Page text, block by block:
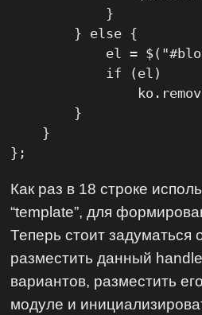
            }
        } else {
el =
            if (el)
        }
    }
};
Как раз в 18 строке
“template”, для
Теперь стоит задуматься
разместить данный
вариантов, разместить
модуле и